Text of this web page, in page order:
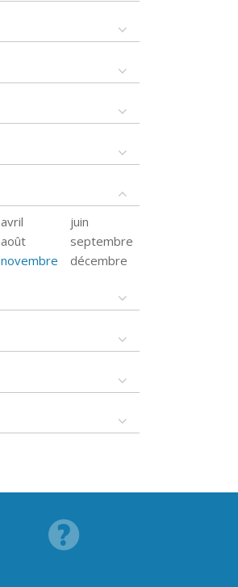
avril
juin
août
septembre
novembre décembre